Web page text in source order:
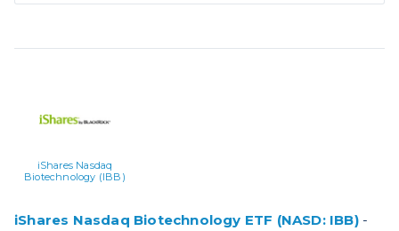
iShares Nasdaq
Biotechnology (IBB)
iShares Nasdaq Biotechnology ETF (NASD: IBB) -